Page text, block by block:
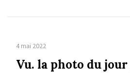
4 mai 2022
Vu. la photo du